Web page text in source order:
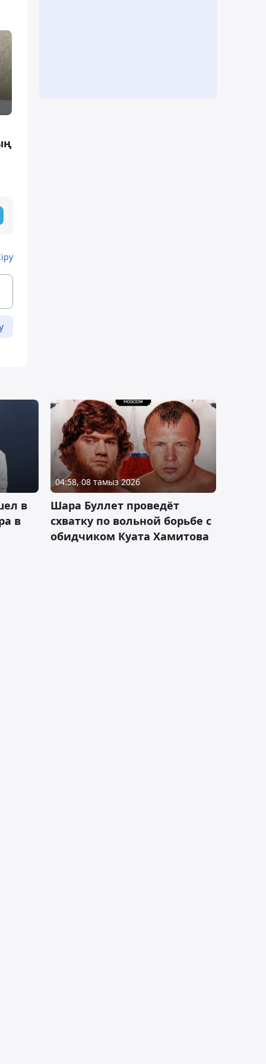
в
в
04:58, 08 тамыз 2026
Шара Буллет проведёт
схватку по вольной борьбе с
обидчиком Куата Хамитова